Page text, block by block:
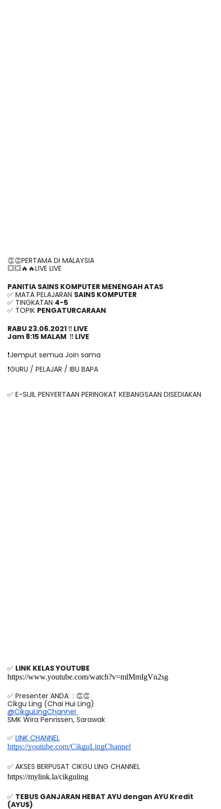
👏👏PERTAMA DI MALAYSIA
💥💥🔥🔥LIVE LIVE
PANITIA SAINS KOMPUTER MENENGAH ATAS
✅ MATA PELAJARAN SAINS KOMPUTER
✅ TINGKATAN 4-5
✅ TOPIK PENGATURCARAAN
RABU 23.06.2021 ‼️ LIVE
Jam 8:15 MALAM  ‼️ LIVE
❗️Jemput semua Join sama
❗️GURU / PELAJAR / IBU BAPA
✅ E-SIJIL PENYERTAAN PERINGKAT KEBANGSAAN DISEDIAKAN
✅ LINK KELAS YOUTUBE
https://www.youtube.com/watch?v=mlMmIgVn2sg
✅ Presenter ANDA  : 👏👏
Cikgu Ling (Chai Hui Ling)
@CikguLingChanneI
SMK Wira Penrissen, Sarawak
✅ LINK CHANNEL
https://youtube.com/CikguLingChannel
✅ AKSES BERPUSAT CIKGU LING CHANNEL
https://mylink.la/cikguling
✅ TEBUS GANJARAN HEBAT AYU dengan AYU Kredit
(AYU$)